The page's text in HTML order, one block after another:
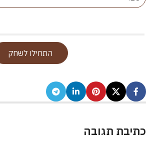
התחילו לשחק
כתיבת תגובה